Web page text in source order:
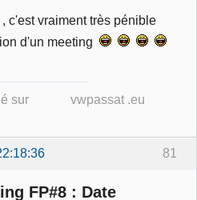
c'est vraiment très pénible
d'un meeting
sur vwpassat .eu
81
FP#8 : Date